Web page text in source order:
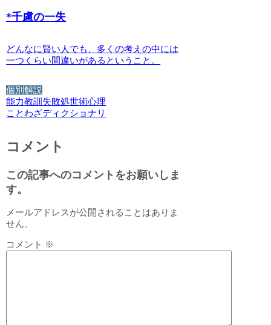
*千慮の一失
どんなに賢い人でも、多くの考えの中には
一つくらい間違いがあるということ。
個別解説
能力教訓 失敗処世術心理
ことわざディクショナリ
コメント
この記事へのコメントをお願いしま
す。
メールアドレスが公開されることはありま
せん。
コメント ※